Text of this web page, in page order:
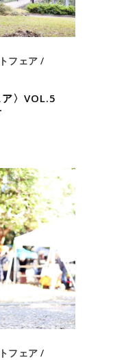
フェア
ア〉VOL.5
フェア